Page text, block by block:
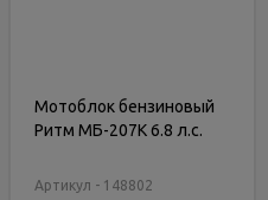
Мотоблок бензиновый
Ритм МБ-207К 6.8 л.с.
Артикул - 148802